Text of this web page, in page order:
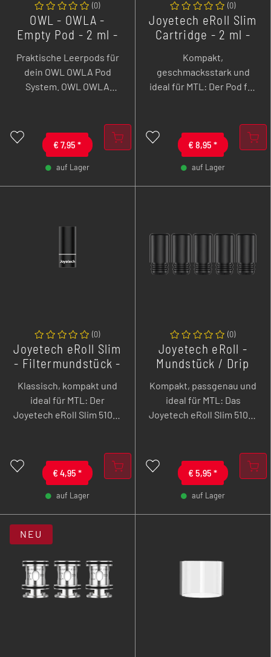
- +
€ 7,95 *
auf Lager
(0)
OWL - OWLA -
Empty Pod - 2 ml -
Praktische Leerpods für
dein OWL OWLA Pod
System. OWL OWLA
klassischem MTL-Zug und
einfacher Befüllung. Ideal
zum Nachfüllen mit
deinem Lieblingsliquid
und perfekt als
- +
€ 8,95 *
auf Lager
(0)
Joyetech eRoll Slim
Cartridge - 2 ml -
Kompakt,
geschmacksstark und
ideal für MTL: Der Pod für
integrierter Meshed Coil
mit 0,8 Ohm, praktischem
Sidefill-System und einer
unkomplizierten
- +
€ 4,95 *
auf Lager
(0)
Joyetech eRoll Slim
- Filtermundstück -
Klassisch, kompakt und
ideal für MTL: Der
Joyetech eRoll Slim 510er
ein zigarettenähnliches
Gefühl beim Dampfen,
bietet ein vertrautes
Zugverhalten und passt
perfekt auf den Joyetech
eRoll Slim Pro Pod.
- +
€ 5,95 *
auf Lager
(0)
Joyetech eRoll -
Mundstück / Drip
Kompakt, passgenau und
ideal für MTL: Das
Joyetech eRoll Slim 510er
leicht zu reinigen und
passend für den Joyetech
eRoll Slim Pro Pod.
NEU